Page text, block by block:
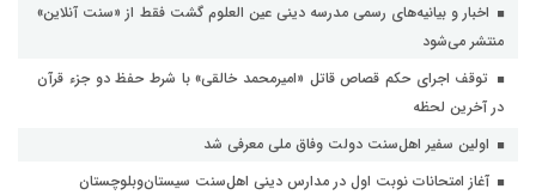
اخبار و بیانیه‌های رسمی مدرسه دینی عین العلوم گشت فقط از «سنت آنلاین»
منتشر می‌شود
توقف اجرای حکم قصاص قاتل «امیرمحمد خالقی» با شرط حفظ دو جزء قرآن
در آخرین لحظه
اولین سفیر اهل‌سنت دولت وفاق ملی معرفی شد
آغاز امتحانات نوبت اول در مدارس دینی اهل‌سنت سیستان‌وبلوچستان